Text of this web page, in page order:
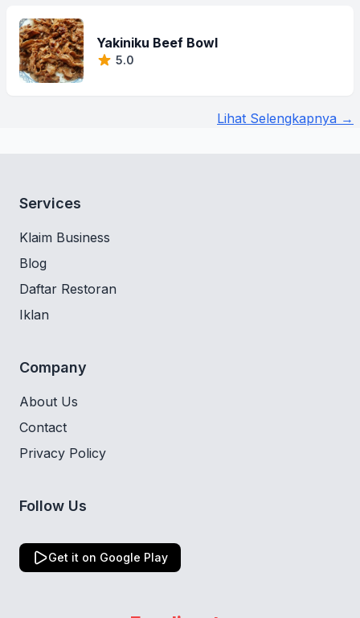
Yakiniku Beef Bowl
5.0
Lihat Selengkapnya →
Services
Klaim Business
Blog
Daftar Restoran
Iklan
Company
About Us
Contact
Privacy Policy
Follow Us
Get it on Google Play